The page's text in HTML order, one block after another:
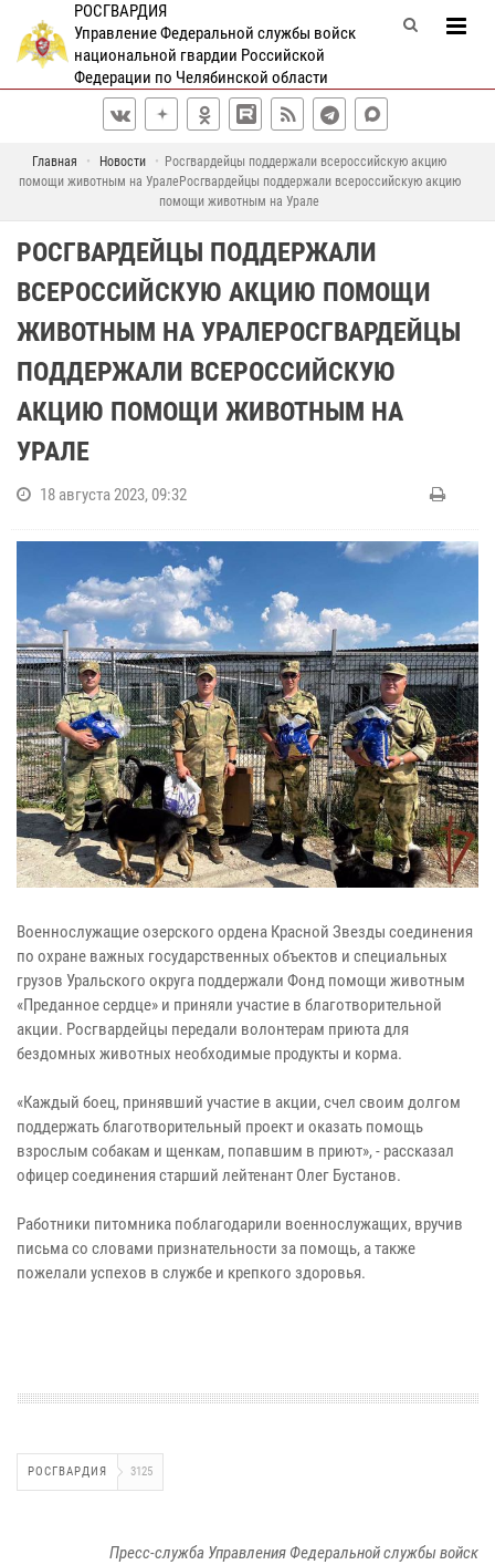
РОСГВАРДИЯ
Управление Федеральной службы войск
национальной гвардии Российской
Федерации по Челябинской области
Главная Новости
Росгвардейцы поддержали всероссийскую акцию
помощи животным на УралеРосгвардейцы поддержали всероссийскую акцию
помощи животным на Урале
РОСГВАРДЕЙЦЫ ПОДДЕРЖАЛИ
ВСЕРОССИЙСКУЮ АКЦИЮ ПОМОЩИ
ЖИВОТНЫМ НА УРАЛЕРОСГВАРДЕЙЦЫ
ПОДДЕРЖАЛИ ВСЕРОССИЙСКУЮ
АКЦИЮ ПОМОЩИ ЖИВОТНЫМ НА
УРАЛЕ
18 августа 2023, 09:32
Военнослужащие озерского ордена Красной Звезды соединения
по охране важных государственных объектов и специальных
грузов Уральского округа поддержали Фонд помощи животным
«Преданное сердце» и приняли участие в благотворительной
акции. Росгвардейцы передали волонтерам приюта для
бездомных животных необходимые продукты и корма.
«Каждый боец, принявший участие в акции, счел своим долгом
поддержать благотворительный проект и оказать помощь
взрослым собакам и щенкам, попавшим в приют», - рассказал
офицер соединения старший лейтенант Олег Бустанов.
Работники питомника поблагодарили военнослужащих, вручив
письма со словами признательности за помощь, а также
пожелали успехов в службе и крепкого здоровья.
РОСГВАРДИЯ 3125
Пресс-служба Управления Федеральной службы войск